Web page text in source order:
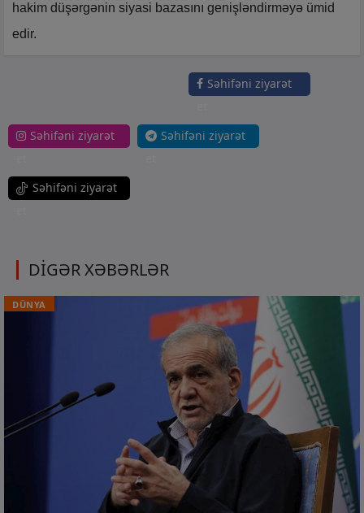
hakim düşərgənin siyasi bazasını genişləndirməyə ümid
edir.
Səhifəni ziyarət
Səhifəni ziyarət
Səhifəni ziyarət
Səhifəni ziyarət
DİGƏR XƏBƏRLƏR
DÜNYA